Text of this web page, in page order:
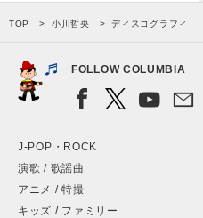
TOP 小川哲央 ディスコグラフィ
FOLLOW COLUMBIA
J-POP・ROCK
演歌 / 歌謡曲
アニメ / 特撮
キッズ / ファミリー